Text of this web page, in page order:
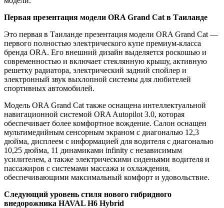
Первая презентация модели ORA Grand Cat в Таиланде
Это первая в Таиланде презентация модели ORA Grand Cat —
первого полностью электрического купе премиум-класса
бренда ORA. Его внешний дизайн выделяется роскошью и
современностью и включает стеклянную крышу, активную
решетку радиатора, электрический задний спойлер и
электронный звук выхлопной системы для любителей
спортивных автомобилей.
Модель ORA Grand Cat также оснащена интеллектуальной
навигационной системой ORA Autopilot 3.0, которая
обеспечивает более комфортное вождение. Салон оснащен
мультимедийным сенсорным экраном с диагональю 12,3
дюйма, дисплеем с информацией для водителя с диагональю
10,25 дюйма, 11 динамиками infinity с независимым
усилителем, а также электрическими сиденьями водителя и
пассажиров с системами массажа и охлаждения,
обеспечивающими максимальный комфорт и удовольствие.
Следующий уровень стиля нового гибридного
внедорожника HAVAL H6 Hybrid